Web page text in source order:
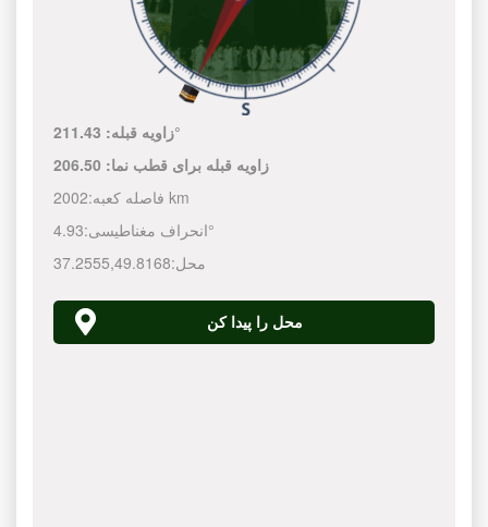
زاویه قبله:211.43°
زاویه قبله برای قطب نما: 206.50
فاصله کعبه: 2002 km
انحراف مغناطیسی:4.93°
محل:
37.2555,49.8168
محل را پیدا کن